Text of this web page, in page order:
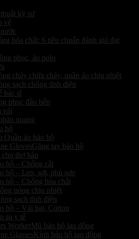
kỹ sư
vệ
hóa chất: 6 tiêu chuẩn đánh giá đạt
phục, áo polo
cháy chữa cháy, quần áo chịu nhiệt
sạch chống tĩnh điện
bác sĩ
phục đầu bếp
vải
quang
hộ
Quần áo bảo hộ
Găng tay bảo hộ
thợ hàn
hộ – Chống cắt
hộ – Len, sợi, phủ sơn
hộ – Chống hóa chất
nóng chịu nhiệt
sạch tĩnh điện
hộ – Vải bạt, Cotton
su y tế
Mũ bảo hộ lao động
Kính bảo hộ lao động